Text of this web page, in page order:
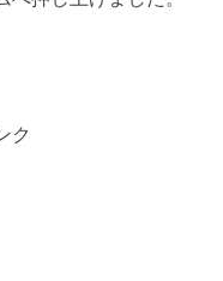
ク